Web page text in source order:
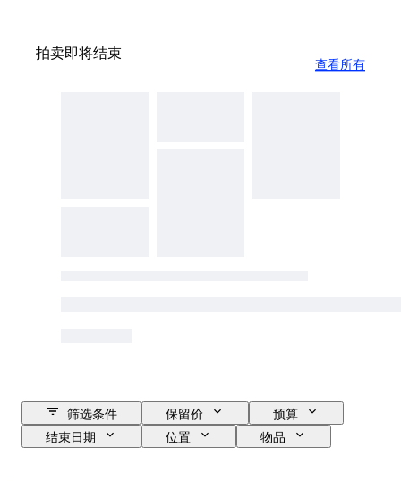
拍卖即将结束
查看所有
筛选条件 保留价
预算
结束日期
位置
物品